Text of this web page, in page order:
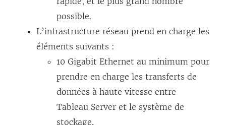
possible.
L’infrastructure réseau prend en charge les
éléments suivants :
10 Gigabit Ethernet au minimum pour
prendre en charge les transferts de
données à haute vitesse entre
Tableau Server et le système de
stockage.